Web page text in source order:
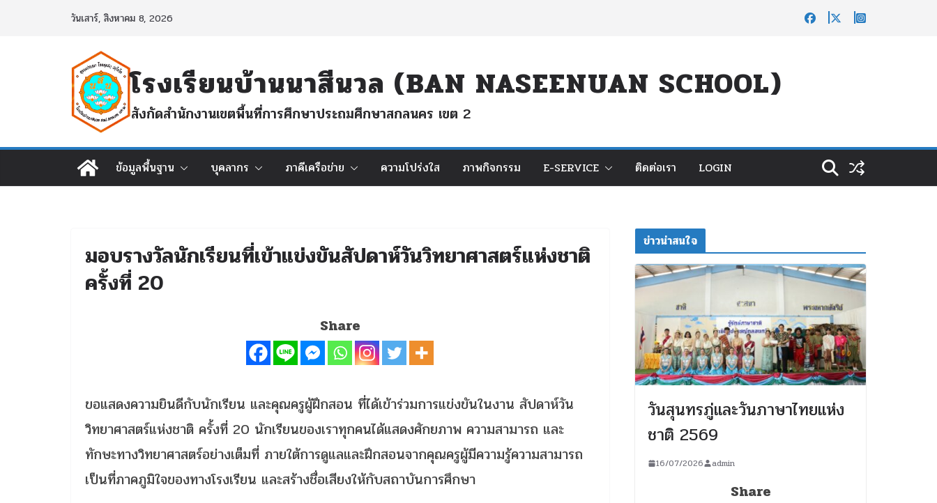
วันเสาร์, สิงหาคม 8, 2026
โรงเรียนบ้านนาสีนวล (BAN NASEENUAN SCHOOL)
สังกัดสำนักงานเขตพื้นที่การศึกษาประถมศึกษาสกลนคร เขต 2
ข้อมูลพื้นฐาน บุคลากร ภาคีเครือข่าย ความโปร่งใส ภาพกิจกรรม E-SERVICE ติดต่อเรา LOGIN
มอบรางวัลนักเรียนที่เข้าแข่งขันสัปดาห์วันวิทยาศาสตร์แห่งชาติ
ครั้งที่ 20
Share
ขอแสดงความยินดีกับนักเรียน และคุณครูผู้ฝึกสอน ที่ได้เข้าร่วมการแข่งขันในงาน สัปดาห์วัน
วิทยาศาสตร์แห่งชาติ ครั้งที่ 20 นักเรียนของเราทุกคนได้แสดงศักยภาพ ความสามารถ และ
ทักษะทางวิทยาศาสตร์อย่างเต็มที่ ภายใต้การดูแลและฝึกสอนจากคุณครูผู้มีความรู้ความสามารถ
เป็นที่ภาคภูมิใจของทางโรงเรียน และสร้างชื่อเสียงให้กับสถาบันการศึกษา
ข่าวน่าสนใจ
วันสุนทรภู่และวันภาษาไทยแห่ง
ชาติ 2569
16/07/2026 admin
Share